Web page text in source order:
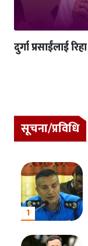
दुर्गा प्रसाईंलाई
सूचना/प्रविधि
1